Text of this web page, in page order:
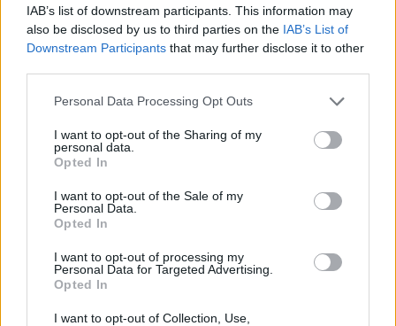
IAB’s list of downstream participants. This information may
also be disclosed by us to third parties on the IAB’s List of
Downstream Participants that may further disclose it to other
Please note that this website/app uses one or more Google
not limited to your visit or usage behaviour. You may click to
grant or deny consent to Google and its third-party tags to
use your data for below specified purposes in below Google
consent section.
Personal Data Processing Opt Outs
I want to opt-out of the Sharing of my
personal data.
Opted In
I want to opt-out of the Sale of my
Personal Data.
Opted In
I want to opt-out of processing my
Personal Data for Targeted Advertising.
Opted In
I want to opt-out of Collection, Use,
ΑΙΧΜΕΣ
ΑΙΧΜΕΣ: Η νέα (In) σχέση Αλέξη
Τσίπρα – Βαγγέλη Μαρινάκη
Το Καλοκαίρι της μεγάλης ρευστότητας συνεχίζεται. Οι
αίσθηση αυτή. ΑΙΧΜΕΣ: Καλοκαίρι ανατροπών Όσο η
χώρα θα οδεύει προς εκλογές με την αντιπολίτευση σε
επιμένει και ενώ η αγορά ετοιμάζεται να δώσει έναν
μεγάλο πόλεμο στο πεδίο των αθλητικών μεταδόσεων